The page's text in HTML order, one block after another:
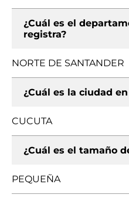
¿Cuál es el
registra?
NORTE DE SANTANDER
¿Cuál es la ciudad
CUCUTA
¿Cuál es el tamaño
PEQUEÑA